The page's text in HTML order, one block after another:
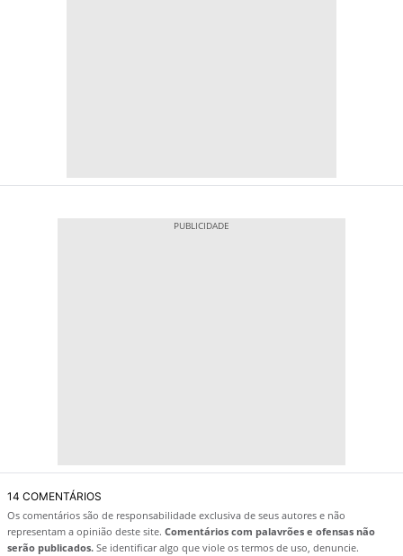
14 COMENTÁRIOS
Os comentários são de responsabilidade exclusiva de seus autores e não
representam a opinião deste site. Comentários com palavrões e ofensas não
serão publicados. Se identificar algo que viole os termos de uso, denuncie.